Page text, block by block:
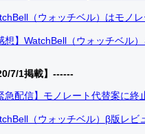
（ウォッチベル）はモノ
想】WatchBell（ウォッチベル
7/1掲載】------
急配信】モノレート代替案に終
（ウォッチベル）β版レ